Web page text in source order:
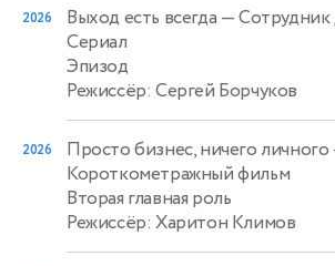
2026 Выход есть всегда —
Сериал
Эпизод
Режиссёр: Сергей Борчуков
2026 Просто бизнес, ничего личного
Короткометражный фильм
Вторая главная роль
Режиссёр: Харитон Климов